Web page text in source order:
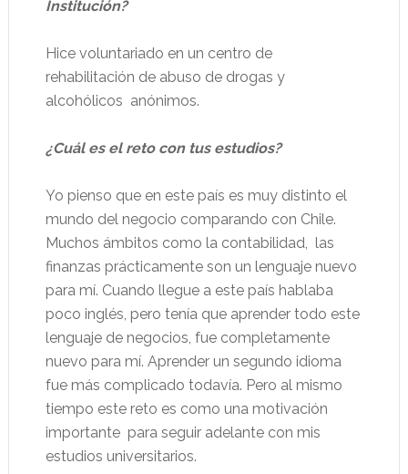
Institución?
Hice voluntariado en un centro de
rehabilitación de abuso de drogas y
alcohólicos anónimos.
¿Cuál es el reto con tus estudios?
Yo pienso que en este país es muy distinto el
mundo del negocio comparando con Chile.
Muchos ámbitos como la contabilidad, las
finanzas prácticamente son un lenguaje nuevo
para mí. Cuando llegue a este país hablaba
poco inglés, pero tenía que aprender todo este
lenguaje de negocios, fue completamente
nuevo para mí. Aprender un segundo idioma
fue más complicado todavía. Pero al mismo
tiempo este reto es como una motivación
importante para seguir adelante con mis
estudios universitarios.